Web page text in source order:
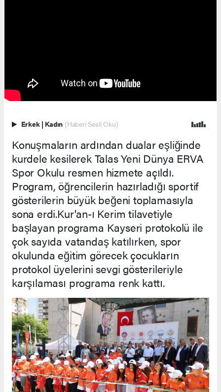
Erkek | Kadın (Haberi Sesli Oku)
Konuşmaların ardından dualar eşliğinde
kurdele kesilerek Talas Yeni Dünya ERVA
Spor Okulu resmen hizmete açıldı.
Program, öğrencilerin hazırladığı sportif
gösterilerin büyük beğeni toplamasıyla
sona erdi.Kur'an-ı Kerim tilavetiyle
başlayan programa Kayseri protokolü ile
çok sayıda vatandaş katılırken, spor
okulunda eğitim görecek çocukların
protokol üyelerini sevgi gösterileriyle
karşılaması programa renk kattı.